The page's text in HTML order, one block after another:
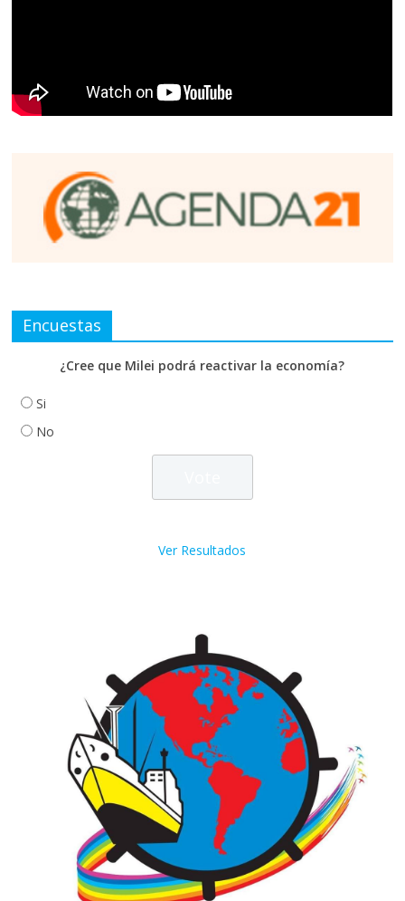
Encuestas
¿Cree que Milei podrá reactivar la economía?
Si
No
Ver Resultados